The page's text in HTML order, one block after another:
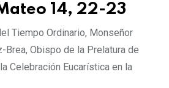
14, 22-23
Tiempo Ordinario, Monseñor
Brea, Obispo de la Prelatura de
Celebración Eucarística en la